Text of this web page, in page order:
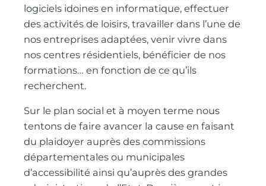
logiciels idoines en informatique, effectuer
des activités de loisirs, travailler dans l’une de
nos entreprises adaptées, venir vivre dans
nos centres résidentiels, bénéficier de nos
formations… en fonction de ce qu’ils
recherchent.
Sur le plan social et à moyen terme nous
tentons de faire avancer la cause en faisant
du plaidoyer auprès des commissions
départementales ou municipales
d’accessibilité ainsi qu’auprès des grandes